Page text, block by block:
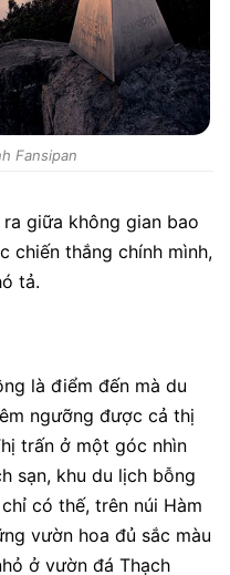
Fansipan
giữa không gian bao
chiến thắng chính mình,
tả.
là điểm đến mà du
ngưỡng được cả thị
trấn ở một góc nhìn
sạn, khu du lịch bỗng
có thế, trên núi Hàm
vườn hoa đủ sắc màu
ở vườn đá Thạch